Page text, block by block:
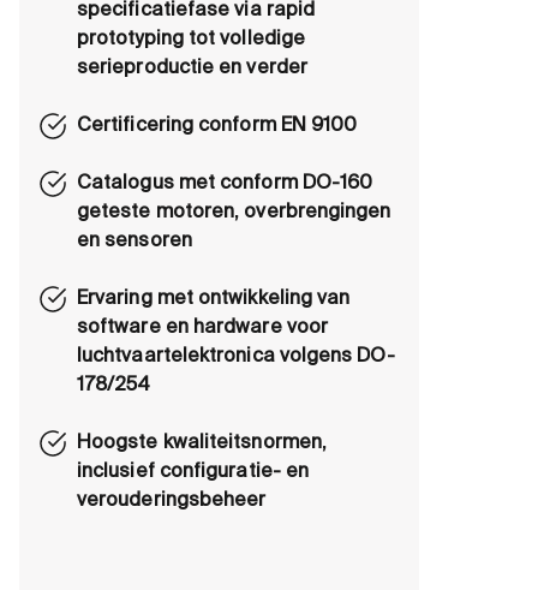
specificatiefase via rapid
prototyping tot volledige
serieproductie en verder
Certificering conform EN 9100
Catalogus met conform DO-160
geteste motoren, overbrengingen
en sensoren
Ervaring met ontwikkeling van
software en hardware voor
luchtvaartelektronica volgens DO-
178/254
Hoogste kwaliteitsnormen,
inclusief configuratie- en
verouderingsbeheer